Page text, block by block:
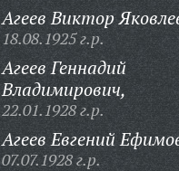
Агеев Виктор
18.08.1925 г.р.
Агеев Геннадий
Владимирович,
22.01.1928 г.р.
Агеев Евгений
07.07.1928 г.р.